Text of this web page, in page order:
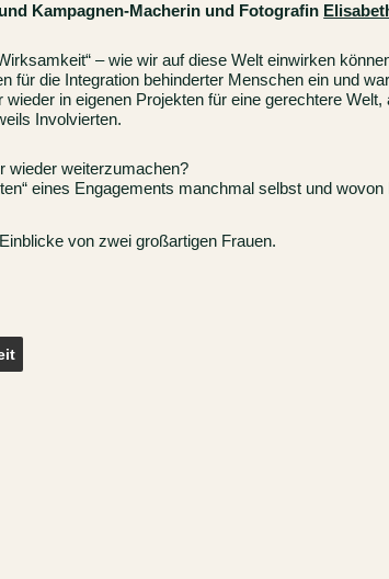
Kampagnen-Macherin und Fotografin
– wie wir auf diese Welt einwirken
für die Integration behinderter Menschen ein und
in eigenen Projekten für eine gerechtere
Involvierten.
wieder weiterzumachen?
eines Engagements manchmal selbst und
von zwei großartigen Frauen.